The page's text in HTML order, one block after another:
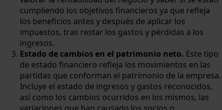
cumpliendo los objetivos financieros ya que refleja
los beneficios antes y después de aplicar los
impuestos, tras restar los gastos y pérdidas a los
ingresos.
Estado de cambios en el patrimonio neto. Este tipo
de estado financiero refleja los movimientos en las
partidas que conforman el patrimonio de la empresa.
Incluye el estado de ingresos y gastos reconocidos,
así como los cambios ocurridos en los mismos, las